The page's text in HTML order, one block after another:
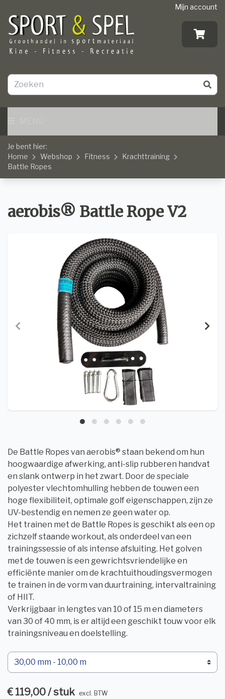
Mijn account
Je bent hier:
Home
Webshop Fitness
Krachttraining
Battle Ropes
aerobis® Battle Rope V2
De Battle Ropes van aerobis® staan bekend om hun
hoogwaardige afwerking, anti-slip rubberen handvat
en slank ontwerp in het zwart. Door de speciale
polyester vlechtomhulling hebben de touwen een
hoge flexibiliteit, optimale golf eigenschappen, zijn ze
UV-bestendig en nemen ze geen water op.
Het trainen met de Battle Ropes is geschikt als een op
zichzelf staande workout, als onderdeel van een
trainingssessie of als intense afsluiting. Het golven
met de touwen is een gewrichtsvriendelijke en
efficiënte manier om de krachtuithoudingsvermogen
te trainen in de vorm van duurtraining, intervaltraining
of HIIT.
Verkrijgbaar in lengtes van 10 of 15 m en diameters
van 30 of 40 mm, is er altijd een geschikt touw voor elk
trainingsniveau en doelstelling.
€ 119,00 / stuk excl. BTW